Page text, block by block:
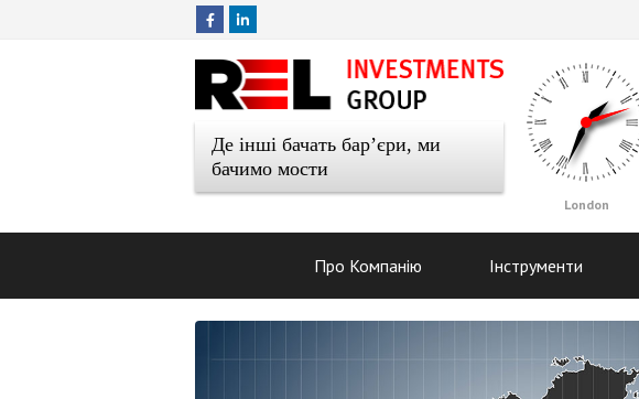
Де інші бачать бар’єри, ми
бачимо мости
London
Про Компанію Інструменти